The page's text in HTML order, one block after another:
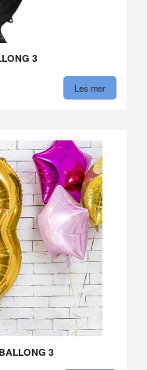
3
Les mer
3